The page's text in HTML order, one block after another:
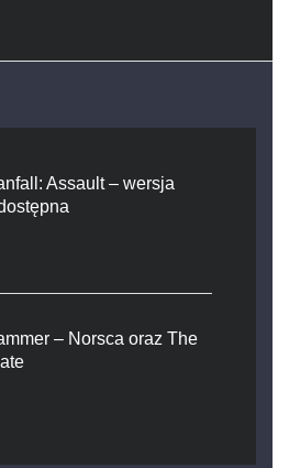
Assault – wersja
– Norsca oraz The